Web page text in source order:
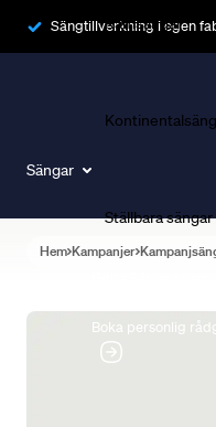
Sängtillverkning i egen
Sängar
Ramsängar
Ställbara sängar
Boka personlig
Hem Kampanjer